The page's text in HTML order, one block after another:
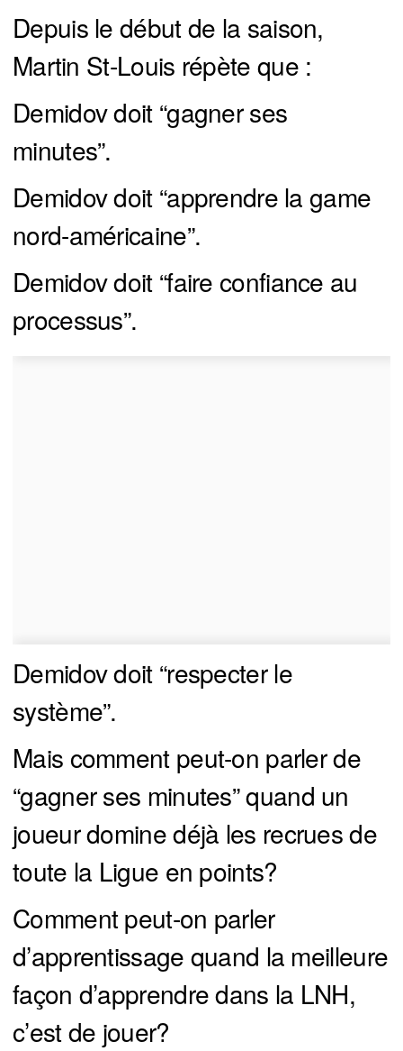
Depuis le début de la saison,
Martin St-Louis répète que :
Demidov doit “gagner ses
minutes”.
Demidov doit “apprendre la game
nord-américaine”.
Demidov doit “faire confiance au
processus”.
Demidov doit “respecter le
système”.
Mais comment peut-on parler de
“gagner ses minutes” quand un
joueur domine déjà les recrues de
toute la Ligue en points?
Comment peut-on parler
d’apprentissage quand la meilleure
façon d’apprendre dans la LNH,
c’est de jouer?